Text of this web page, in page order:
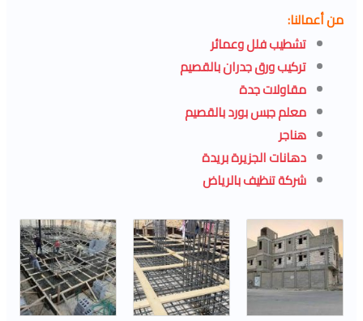
من أعمالنا:
تشطيب فلل وعمائر
تركيب ورق جدران بالقصيم
مقاولات جدة
معلم جبس بورد بالقصيم
هناجر
دهانات الجزيرة بريدة
شركة تنظيف بالرياض